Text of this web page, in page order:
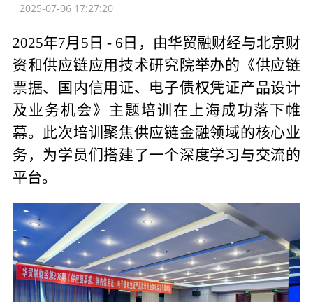
2025-07-06 17:27:20
2025年7月5日 - 6日，由华贸融财经与北京财
资和供应链应用技术研究院举办的《供应链
票据、国内信用证、电子债权凭证产品设计
及业务机会》主题培训在上海成功落下帷
幕。此次培训聚焦供应链金融领域的核心业
务，为学员们搭建了一个深度学习与交流的
平台。